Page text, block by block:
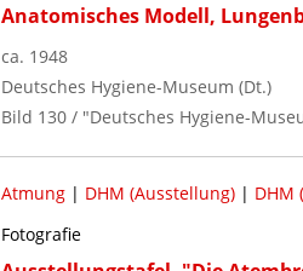
Anatomisches Modell,
ca. 1948
Deutsches Hygiene-Museum (Dt.)
Bild 130 / "Deutsches Hygiene-
Atmung| DHM (Ausstellung)| DHM
Fotografie